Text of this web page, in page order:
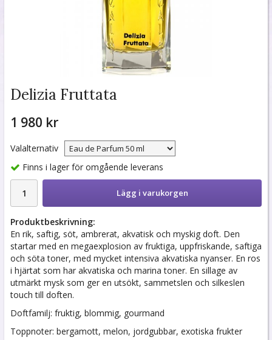
Delizia Fruttata
1 980 kr
Valalternativ
Finns i lager för omgående leverans
Lägg i varukorgen
Produktbeskrivning:
En rik, saftig, söt, ambrerat, akvatisk och myskig doft. Den
startar med en megaexplosion av fruktiga, uppfriskande, saftiga
och söta toner, med mycket intensiva akvatiska nyanser. En ros
i hjärtat som har akvatiska och marina toner. En sillage av
utmärkt mysk som ger en utsökt, sammetslen och silkeslen
touch till doften.
Doftfamilj: fruktig, blommig, gourmand
Toppnoter: bergamott, melon, jordgubbar, exotiska frukter